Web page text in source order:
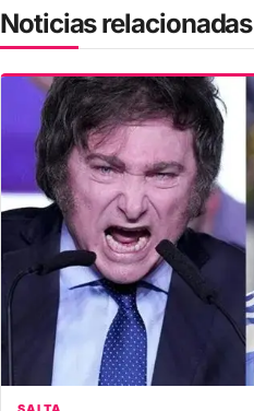
Noticias relacionadas